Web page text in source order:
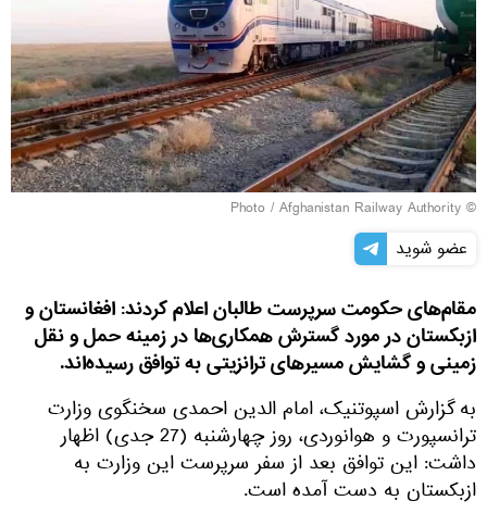
© Photo /
Afghanistan Railway Authority
عضو شوید
مقام‌های حکومت سرپرست طالبان اعلام کردند: افغانستان و
ازبکستان در مورد گسترش همکاری‌ها در زمینه حمل و نقل
زمینی و گشایش مسیرهای ترانزیتی به توافق رسیده‌اند.
به گزارش اسپوتنیک، امام الدین احمدی سخنگوی‌ وزارت
ترانسپورت و هوانوردی، روز چهارشنبه (27 جدی) اظهار
داشت: این توافق بعد از سفر سرپرست این وزارت به
ازبکستان به دست آمده است.